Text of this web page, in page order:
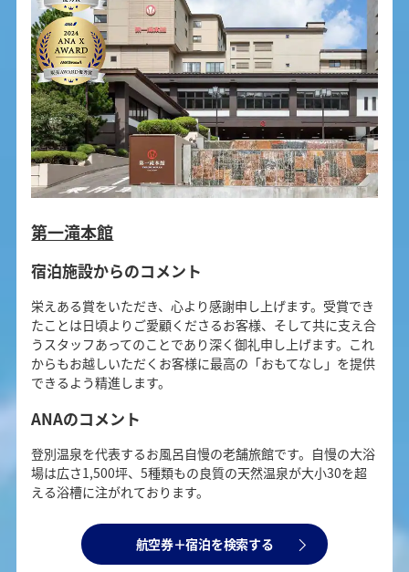
第一滝本館
宿泊施設からのコメント
栄えある賞をいただき、心より感謝申し上げます。受賞でき
たことは日頃よりご愛顧くださるお客様、そして共に支え合
うスタッフあってのことであり深く御礼申し上げます。これ
からもお越しいただくお客様に最高の「おもてなし」を提供
できるよう精進します。
ANAのコメント
登別温泉を代表するお風呂自慢の老舗旅館です。自慢の大浴
場は広さ1,500坪、5種類もの良質の天然温泉が大小30を超
える浴槽に注がれております。
航空券＋宿泊を検索する